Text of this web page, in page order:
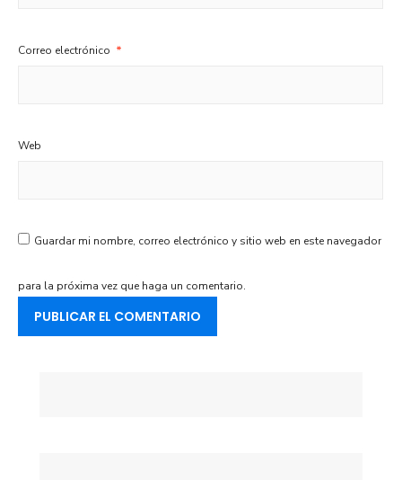
Correo electrónico *
Web
Guardar mi nombre, correo electrónico y sitio web en este navegador
para la próxima vez que haga un comentario.